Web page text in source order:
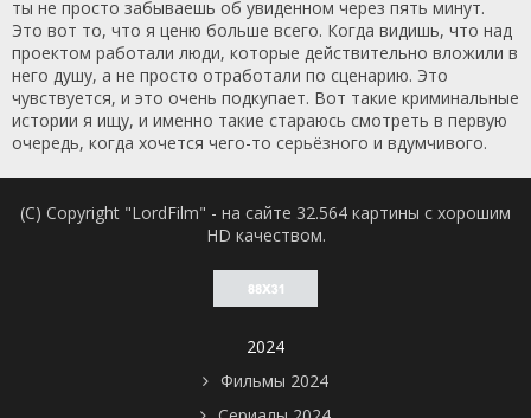
ты не просто забываешь об увиденном через пять минут.
Это вот то, что я ценю больше всего. Когда видишь, что над
проектом работали люди, которые действительно вложили в
него душу, а не просто отработали по сценарию. Это
чувствуется, и это очень подкупает. Вот такие криминальные
истории я ищу, и именно такие стараюсь смотреть в первую
очередь, когда хочется чего-то серьёзного и вдумчивого.
(C) Copyright "LordFilm" - на сайте 32.564 картины с хорошим
HD качеством.
2024
Фильмы 2024